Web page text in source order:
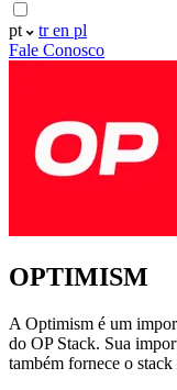
pt tren pl
Fale Conosco
OPTIMISM
A Optimism é um
do OP Stack. Sua
também fornece o